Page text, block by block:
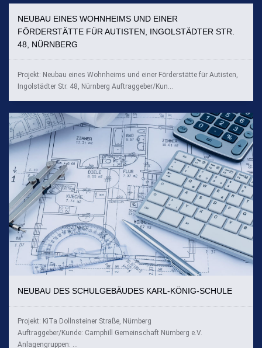
NEUBAU EINES WOHNHEIMS UND EINER
FÖRDERSTÄTTE FÜR AUTISTEN, INGOLSTÄDTER STR.
48, NÜRNBERG
Projekt: Neubau eines Wohnheims und einer Förderstätte für Autisten,
Ingolstädter Str. 48, Nürnberg Auftraggeber/Kun...
NEUBAU DES SCHULGEBÄUDES KARL-KÖNIG-SCHULE
Projekt: KiTa Dollnsteiner Straße, Nürnberg
Auftraggeber/Kunde: Camphill Gemeinschaft Nürnberg e.V.
Anlagengruppen: ...